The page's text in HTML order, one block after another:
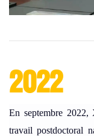
2022
En septembre
travail postdoctoral